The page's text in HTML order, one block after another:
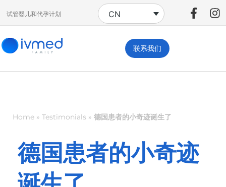
试管婴儿和代孕计划 CN
联系我们
Home » Testimonials » 德国患者的小奇迹诞生了
德国患者的小奇迹